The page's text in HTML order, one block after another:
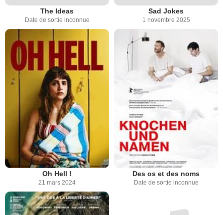
The Ideas
Date de sortie inconnue
Sad Jokes
1 novembre 2025
Oh Hell !
21 mars 2024
Des os et des noms
Date de sortie inconnue